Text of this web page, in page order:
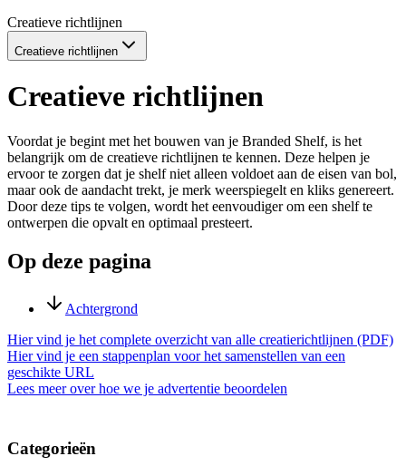
Creatieve richtlijnen
Creatieve richtlijnen
Creatieve richtlijnen
Voordat je begint met het bouwen van je Branded Shelf, is het
belangrijk om de creatieve richtlijnen te kennen. Deze helpen je
ervoor te zorgen dat je shelf niet alleen voldoet aan de eisen van bol,
maar ook de aandacht trekt, je merk weerspiegelt en kliks genereert.
Door deze tips te volgen, wordt het eenvoudiger om een shelf te
ontwerpen die opvalt en optimaal presteert.
Op deze pagina
Achtergrond
Hier vind je het complete overzicht van alle creatierichtlijnen (PDF)
Hier vind je een stappenplan voor het samenstellen van een
geschikte URL
Lees meer over hoe we je advertentie beoordelen
Categorieën